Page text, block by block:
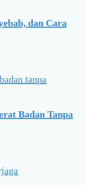
dan Cara
Badan Tanpa